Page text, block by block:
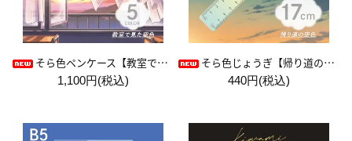
そら色ペンケース【教室で見た空色】
1,100円(税込)
そら色じょうぎ【帰り道の空色】
440円(税込)